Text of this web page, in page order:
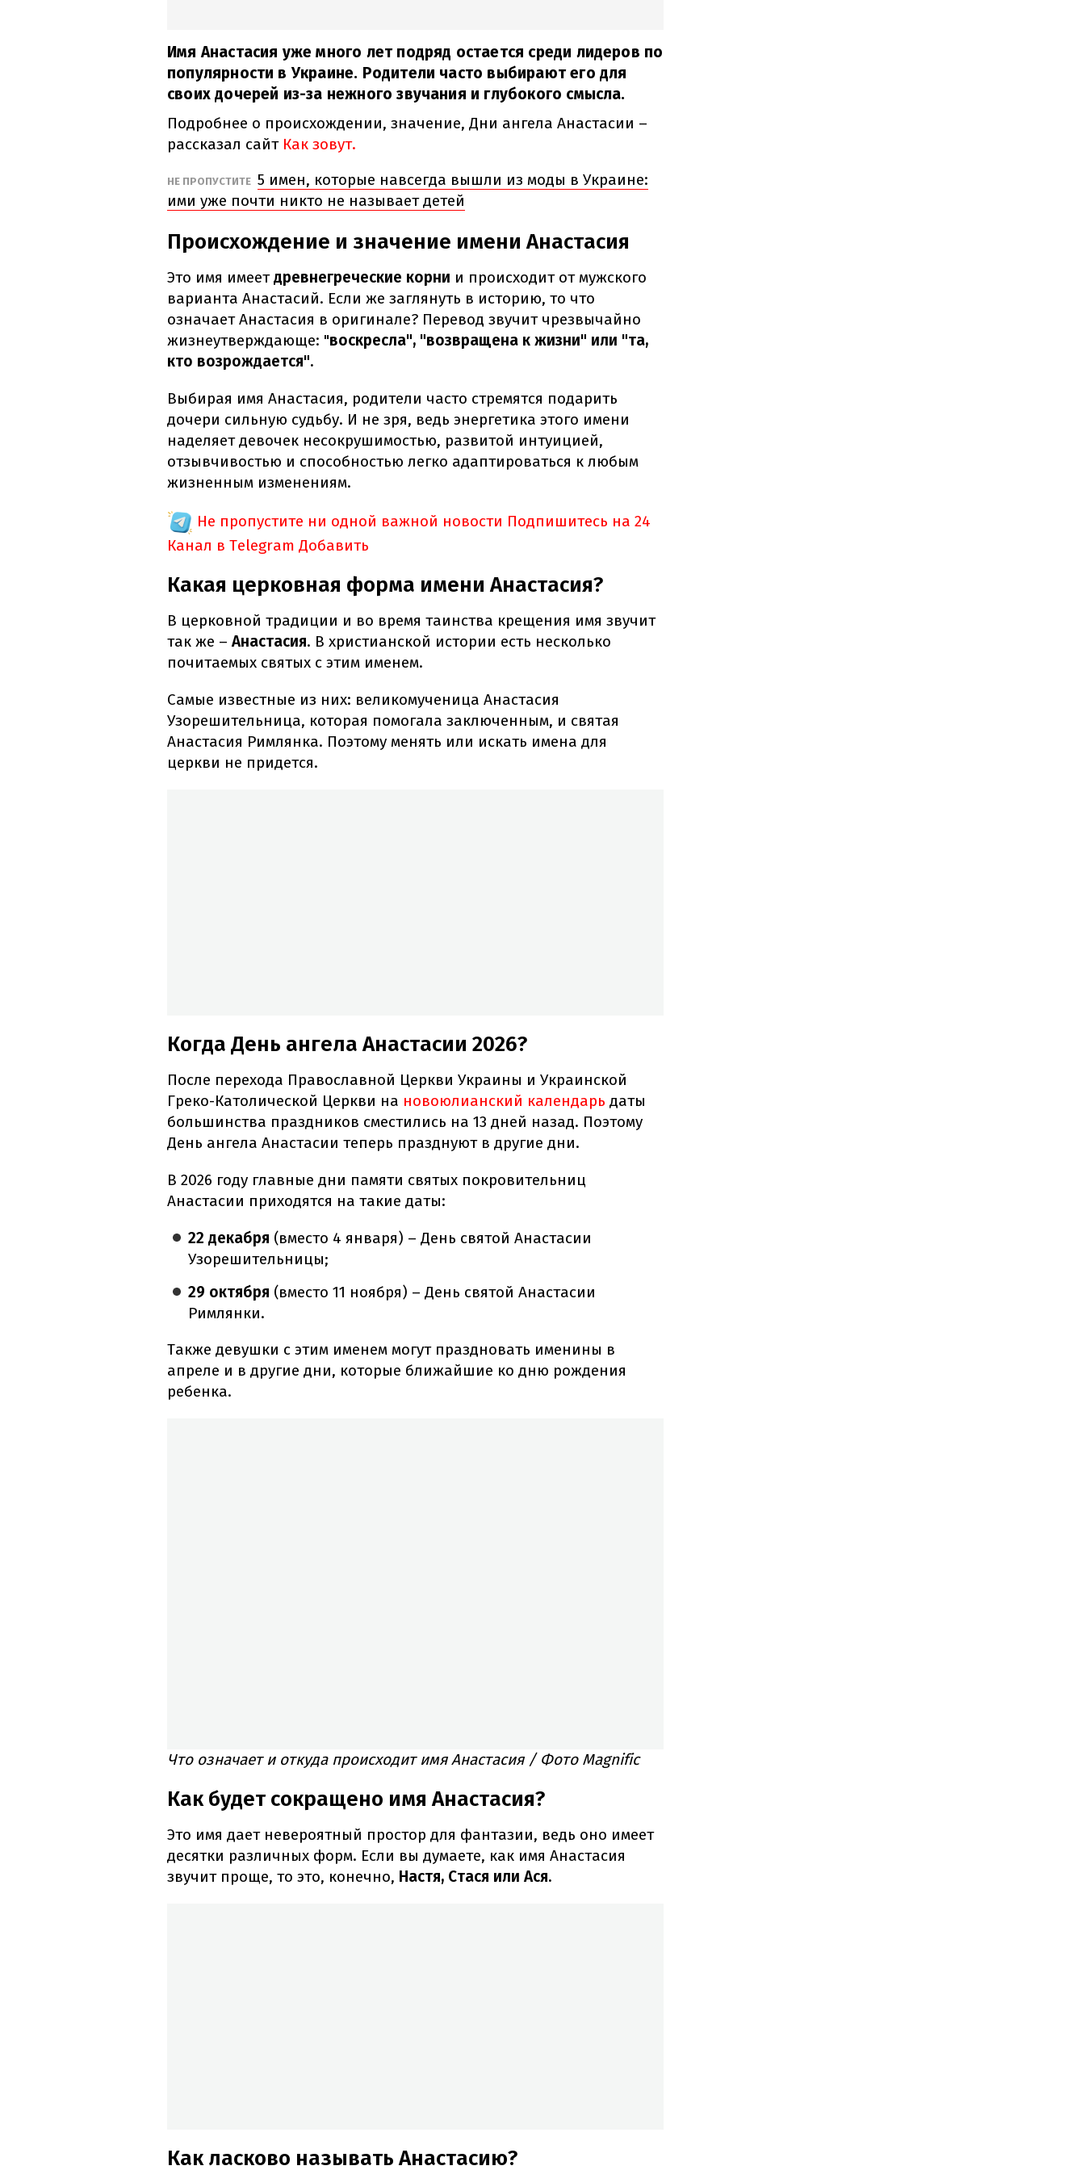
Имя Анастасия уже много лет подряд остается среди лидеров по
популярности в Украине. Родители часто выбирают его для
своих дочерей из-за нежного звучания и глубокого смысла.
Подробнее о происхождении, значение, Дни ангела Анастасии –
рассказал сайт Как зовут.
НЕ ПРОПУСТИТЕ 5 имен, которые навсегда вышли из моды в Украине:
ими уже почти никто не называет детей
Происхождение и значение имени Анастасия
Это имя имеетдревнегреческие корни и происходит от мужского
варианта Анастасий. Если же заглянуть в историю, то что
означает Анастасия в оригинале? Перевод звучит чрезвычайно
жизнеутверждающе: "воскресла", "возвращена к жизни" или "та,
кто возрождается".
Выбирая имя Анастасия, родители часто стремятся подарить
дочери сильную судьбу. И не зря, ведь энергетика этого имени
наделяет девочек несокрушимостью, развитой интуицией,
отзывчивостью и способностью легко адаптироваться к любым
жизненным изменениям.
Не пропустите ни одной важной новости Подпишитесь на 24
Канал в Telegram Добавить
Какая церковная форма имени Анастасия?
В церковной традиции и во время таинства крещения имя звучит
так же – Анастасия. В христианской истории есть несколько
почитаемых святых с этим именем.
Самые известные из них: великомученица Анастасия
Узорешительница, которая помогала заключенным, и святая
Анастасия Римлянка. Поэтому менять или искать имена для
церкви не придется.
Когда День ангела Анастасии 2026?
После перехода Православной Церкви Украины и Украинской
Греко-Католической Церкви на новоюлианский календарь даты
большинства праздников сместились на 13 дней назад. Поэтому
День ангела Анастасии теперь празднуют в другие дни.
В 2026 году главные дни памяти святых покровительниц
Анастасии приходятся на такие даты:
22 декабря (вместо 4 января) – День святой Анастасии
Узорешительницы;
29 октября (вместо 11 ноября) – День святой Анастасии
Римлянки.
Также девушки с этим именем могут праздновать именины в
апреле и в другие дни, которые ближайшие ко дню рождения
ребенка.
Что означает и откуда происходит имя Анастасия / Фото Magnific
Как будет сокращено имя Анастасия?
Это имя дает невероятный простор для фантазии, ведь оно имеет
десятки различных форм. Если вы думаете, как имя Анастасия
звучит проще, то это, конечно, Настя, Стася или Ася.
Как ласково называть Анастасию?